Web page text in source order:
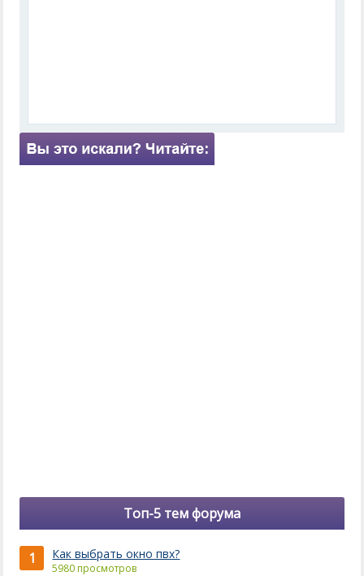
Топ-5 тем форума
1 Как выбрать окно пвх?
5980 просмотров